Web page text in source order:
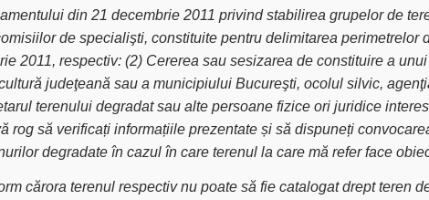
din 21 decembrie 2011 privind stabilirea grupelor de
de specialişti, constituite pentru delimitarea perimetrelor
2011, respectiv: (2) Cererea sau sesizarea de constituire a
judeţeană sau a municipiului Bucureşti, ocolul silvic,
terenului degradat sau alte persoane fizice ori juridice
să verificați informațiile prezentate și să dispuneți
degradate în cazul în care terenul la care mă refer face
cărora terenul respectiv nu poate să fie catalogat drept teren